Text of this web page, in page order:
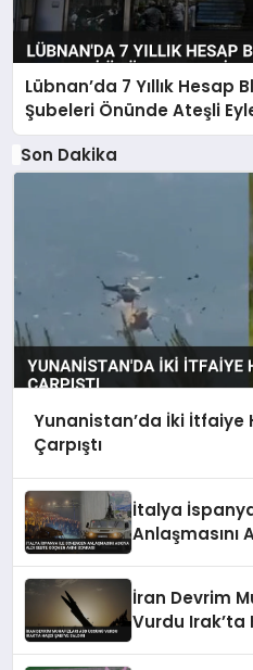
Lübnan’da 7 Yıllık Hesap
Şubeleri Önünde Ateşli
Son Dakika
Yunanistan’da İki
Çarpıştı
İtalya
Anlaşmasını
İran Devrim
Vurdu Irak’ta